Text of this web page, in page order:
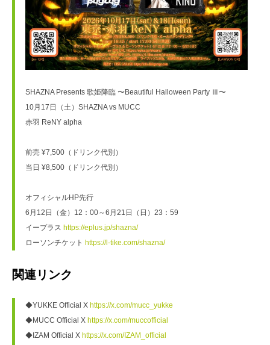
SHAZNA Presents 歌姫降臨 〜Beautiful Halloween Party Ⅲ〜
10月17日（土）SHAZNA vs MUCC
赤羽 ReNY alpha
前売 ¥7,500（ドリンク代別）
当日 ¥8,500（ドリンク代別）
オフィシャルHP先行
6月12日（金）12：00～6月21日（日）23：59
イープラス https://eplus.jp/shazna/
ローソンチケット https://l-tike.com/shazna/
関連リンク
◆YUKKE Official X https://x.com/mucc_yukke
◆MUCC Official X https://x.com/muccofficial
◆IZAM Official X https://x.com/IZAM_official